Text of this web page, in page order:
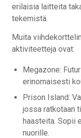
erilaisia laitteita
tekemistä.
Muita
aktiviteetteja ovat:
Megazone:
erinomaisesti
Prison Island:
jossa ratkotaan
haasteita. Sopii
nuorille.